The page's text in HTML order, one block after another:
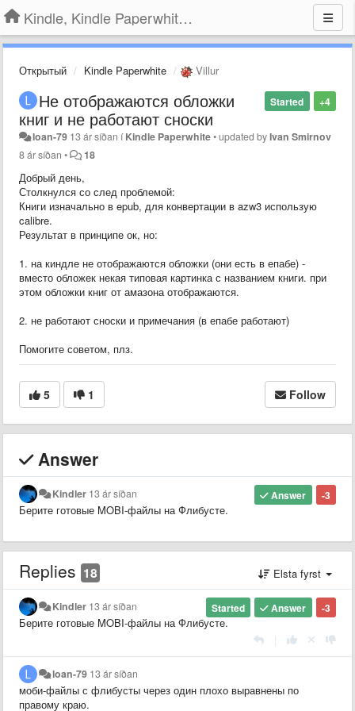
Kindle, Kindle Paperwhite, Kindle Voyage
Открытый Kindle Paperwhite Villur
+4
Started
Не отображаются обложки
книг и не работают сноски
loan-79 13 ár síðan íKindle Paperwhite•updated byIvan Smirnov
8 ár síðan • 18
Добрый день,
Столкнулся со след проблемой:
Книги изначально в epub, для конвертации в azw3 использую
calibre.
Результат в принципе ок, но:
1. на киндле не отображаются обложки (они есть в епабе) -
вместо обложек некая типовая картинка с названием книги. при
этом обложки книг от амазона отображаются.
2. не работают сноски и примечания (в епабе работают)
Помогите советом, плз.
5 1 Follow
Answer
-3
Answer
Kindler 13 ár síðan
Берите готовые MOBI-файлы на Флибусте.
Replies 18 Elsta fyrst
-3
Answer
Started
Kindler 13 ár síðan
Берите готовые MOBI-файлы на Флибусте.
loan-79 13 ár síðan
моби-файлы с флибусты через один плохо выравнены по
правому краю.